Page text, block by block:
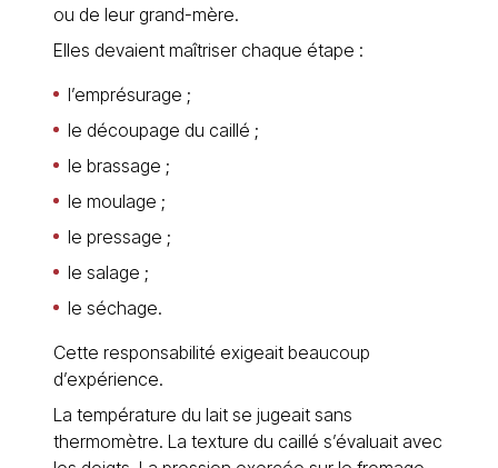
ou de leur grand-mère.
Elles devaient maîtriser chaque étape :
l’emprésurage ;
le découpage du caillé ;
le brassage ;
le moulage ;
le pressage ;
le salage ;
le séchage.
Cette responsabilité exigeait beaucoup
d’expérience.
La température du lait se jugeait sans
thermomètre. La texture du caillé s’évaluait avec